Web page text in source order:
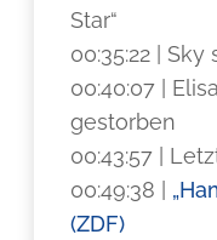
Star“
00:35:22 | Sky
00:40:07 |
gestorben
00:43:57 |
00:49:38 |
(ZDF)